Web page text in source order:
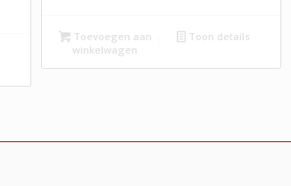
Toevoegen aan
winkelwagen
Toon details